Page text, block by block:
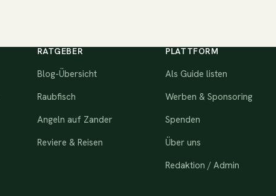
RATGEBER
Blog-Übersicht
Raubfisch
Angeln auf Zander
Reviere & Reisen
PLATTFORM
Als Guide listen
Werben & Sponsoring
Spenden
Über uns
Redaktion / Admin